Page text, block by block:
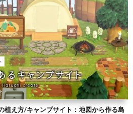
植え方/キャンプサイト：地図から作る島